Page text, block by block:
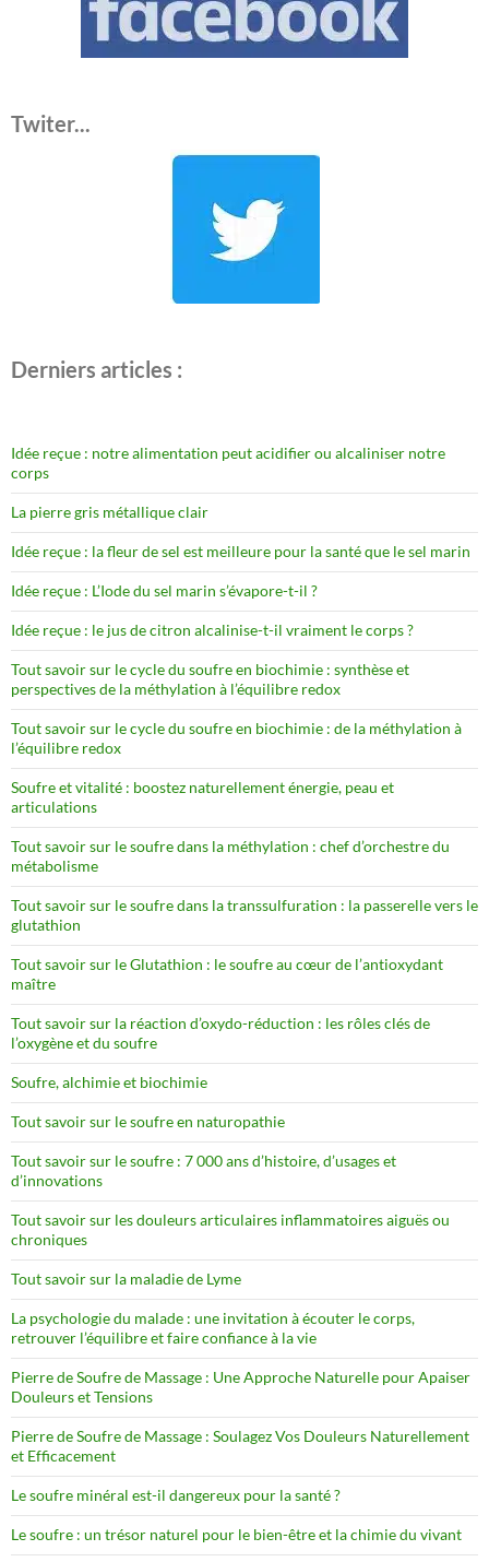
Twiter...
Derniers articles :
Idée reçue : notre alimentation peut acidifier ou alcaliniser notre
corps
La pierre gris métallique clair
Idée reçue : la fleur de sel est meilleure pour la santé que le sel marin
Idée reçue : L’Iode du sel marin s’évapore-t-il ?
Idée reçue : le jus de citron alcalinise-t-il vraiment le corps ?
Tout savoir sur le cycle du soufre en biochimie : synthèse et
perspectives de la méthylation à l’équilibre redox
Tout savoir sur le cycle du soufre en biochimie : de la méthylation à
l’équilibre redox
Soufre et vitalité : boostez naturellement énergie, peau et
articulations
Tout savoir sur le soufre dans la méthylation : chef d’orchestre du
métabolisme
Tout savoir sur le soufre dans la transsulfuration : la passerelle vers le
glutathion
Tout savoir sur le Glutathion : le soufre au cœur de l’antioxydant
maître
Tout savoir sur la réaction d’oxydo-réduction : les rôles clés de
l’oxygène et du soufre
Soufre, alchimie et biochimie
Tout savoir sur le soufre en naturopathie
Tout savoir sur le soufre : 7 000 ans d’histoire, d’usages et
d’innovations
Tout savoir sur les douleurs articulaires inflammatoires aiguës ou
chroniques
Tout savoir sur la maladie de Lyme
La psychologie du malade : une invitation à écouter le corps,
retrouver l’équilibre et faire confiance à la vie
Pierre de Soufre de Massage : Une Approche Naturelle pour Apaiser
Douleurs et Tensions
Pierre de Soufre de Massage : Soulagez Vos Douleurs Naturellement
et Efficacement
Le soufre minéral est-il dangereux pour la santé ?
Le soufre : un trésor naturel pour le bien-être et la chimie du vivant